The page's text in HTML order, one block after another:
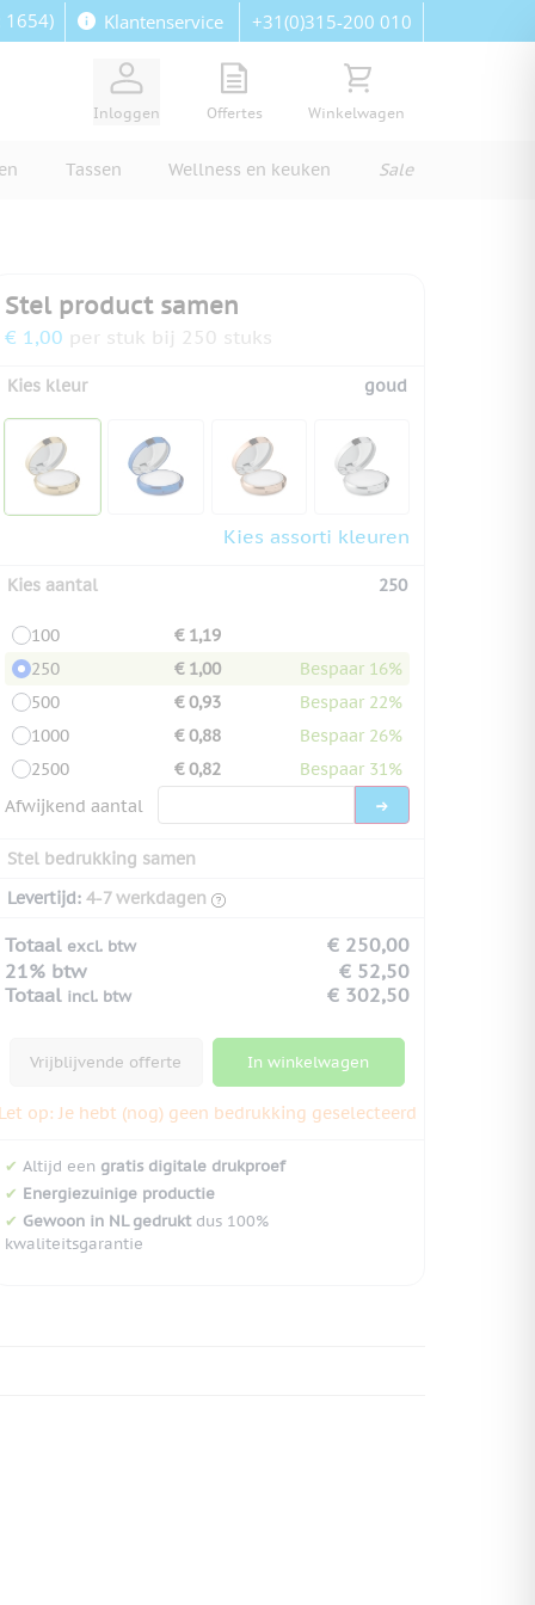
1654) Klantenservice +31(0)315-200 010
Inloggen
View quote, Quote is empty
Offertes
Bekijk winkelwagen,
Winkelwagen
Tassen Wellness en keuken Sale
Stel product samen
€ 1,00 per stuk bij 250 stuks
Kies kleur goud
Kies assorti kleuren
Kies aantal 250
100
€ 1,19
250
€ 1,00
Bespaar 16%
500
€ 0,93
Bespaar 22%
1000
€ 0,88
Bespaar 26%
2500
€ 0,82
Bespaar 31%
Afwijkend aantal
Stel bedrukking samen
Levertijd: 4-7 werkdagen
Totaal excl. btw
€ 250,00
21% btw
€ 52,50
Totaal incl. btw € 302,50
Vrijblijvende offerte In winkelwagen
Let op: Je hebt (nog) geen bedrukking geselecteerd
✔ Altijd een gratis digitale drukproef
✔ Energiezuinige productie
✔ Gewoon in NL gedruktdus 100%
kwaliteitsgarantie